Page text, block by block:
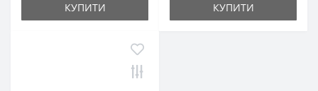
КУПИТИ КУПИТИ